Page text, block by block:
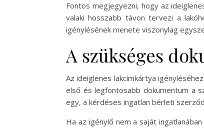
Fontos megjegyezni, hogy az
valaki hosszabb távon tervezi a
igénylésének menete viszonylag
A szükséges
Az ideiglenes lakcímkártya
első és legfontosabb dokumentum a
egy, a kérdéses ingatlan bérleti
Ha az igénylő nem a saját